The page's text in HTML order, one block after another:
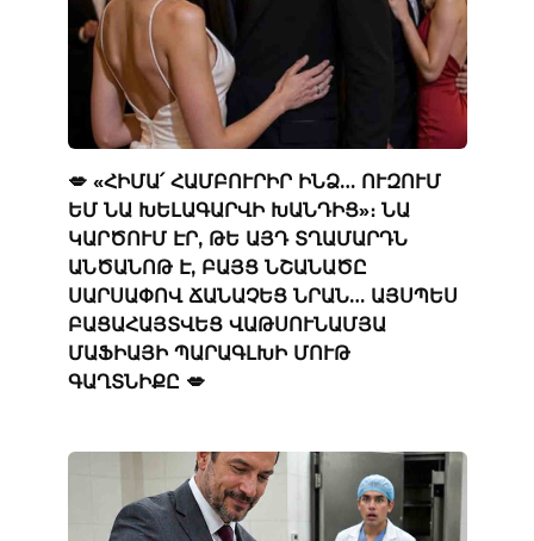
💋 «ՀԻՄԱ՛ ՀԱՄԲՈՒՐԻՐ ԻՆՁ… ՈՒԶՈՒՄ
ԵՄ ՆԱ ԽԵԼԱԳԱՐՎԻ ԽԱՆԴԻՑ»։ ՆԱ
ԿԱՐԾՈՒՄ ԷՐ, ԹԵ ԱՅԴ ՏՂԱՄԱՐԴՆ
ԱՆԾԱՆՈԹ Է, ԲԱՅՑ ՆՇԱՆԱԾԸ
ՍԱՐՍԱՓՈՎ ՃԱՆԱՉԵՑ ՆՐԱՆ… ԱՅՍՊԵՍ
ԲԱՑԱՀԱՅՏՎԵՑ ՎԱԹՍՈՒՆԱՄՅԱ
ՄԱՖԻԱՅԻ ՊԱՐԱԳԼԽԻ ՄՈՒԹ
ԳԱՂՏՆԻՔԸ 💋